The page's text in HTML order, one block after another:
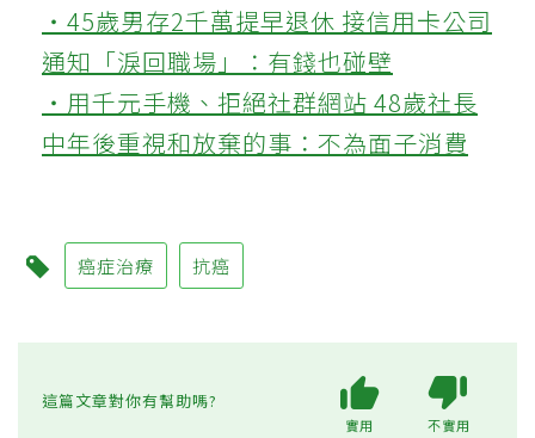
‧45歲男存2千萬提早退休 接信用卡公司
通知「淚回職場」：有錢也碰壁
‧用千元手機、拒絕社群網站 48歲社長
中年後重視和放棄的事：不為面子消費
癌症治療 抗癌
這篇文章對你有幫助嗎?
實用 不實用